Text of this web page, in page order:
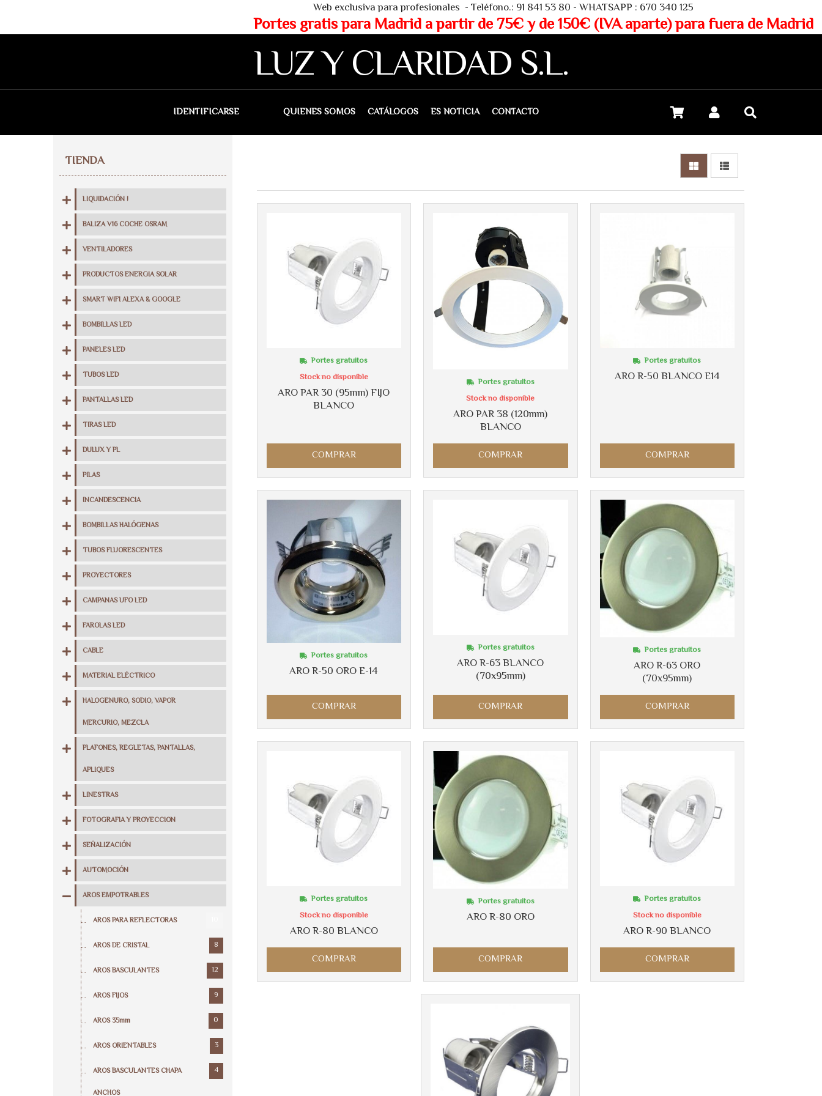
Web exclusiva para profesionales - Teléfono.: 91 841 53 80 - WHATSAPP : 670 340 125
Portes gratis para Madrid a partir de 75€ y de 150€ (IVA aparte) para fuera de Madrid
LUZ Y CLARIDAD S.L.
IDENTIFICARSE QUIENES SOMOS CATÁLOGOS ES NOTICIA CONTACTO
TIENDA
LIQUIDACIÓN !
BALIZA V16 COCHE OSRAM
VENTILADORES
PRODUCTOS ENERGIA SOLAR
SMART WIFI ALEXA & GOOGLE
BOMBILLAS LED
PANELES LED
TUBOS LED
PANTALLAS LED
TIRAS LED
DULUX Y PL
PILAS
INCANDESCENCIA
BOMBILLAS HALÓGENAS
TUBOS FLUORESCENTES
PROYECTORES
CAMPANAS UFO LED
FAROLAS LED
CABLE
MATERIAL ELÉCTRICO
HALOGENURO, SODIO, VAPOR
MERCURIO, MEZCLA
PLAFONES, REGLETAS, PANTALLAS,
APLIQUES
LINESTRAS
FOTOGRAFIA Y PROYECCION
SEÑALIZACIÓN
AUTOMOCIÓN
AROS EMPOTRABLES
AROS PARA REFLECTORAS
AROS DE CRISTAL 8
AROS BASCULANTES 12
AROS FIJOS 9
AROS 35mm 0
AROS ORIENTABLES 3
AROS BASCULANTES CHAPA
ANCHOS
4
ARO PAR 30 (95mm) FIJO
BLANCO
Portes gratuitos
Stock no disponible
COMPRAR
ARO PAR 38 (120mm)
BLANCO
Portes gratuitos
Stock no disponible
COMPRAR
ARO R-50 BLANCO E14
Portes gratuitos
COMPRAR
ARO R-50 ORO E-14
Portes gratuitos
COMPRAR
ARO R-63 BLANCO
(70x95mm)
Portes gratuitos
COMPRAR
ARO R-63 ORO
(70x95mm)
Portes gratuitos
COMPRAR
ARO R-80 BLANCO
Portes gratuitos
Stock no disponible
COMPRAR
ARO R-80 ORO
Portes gratuitos
COMPRAR
ARO R-90 BLANCO
Portes gratuitos
Stock no disponible
COMPRAR
Más info